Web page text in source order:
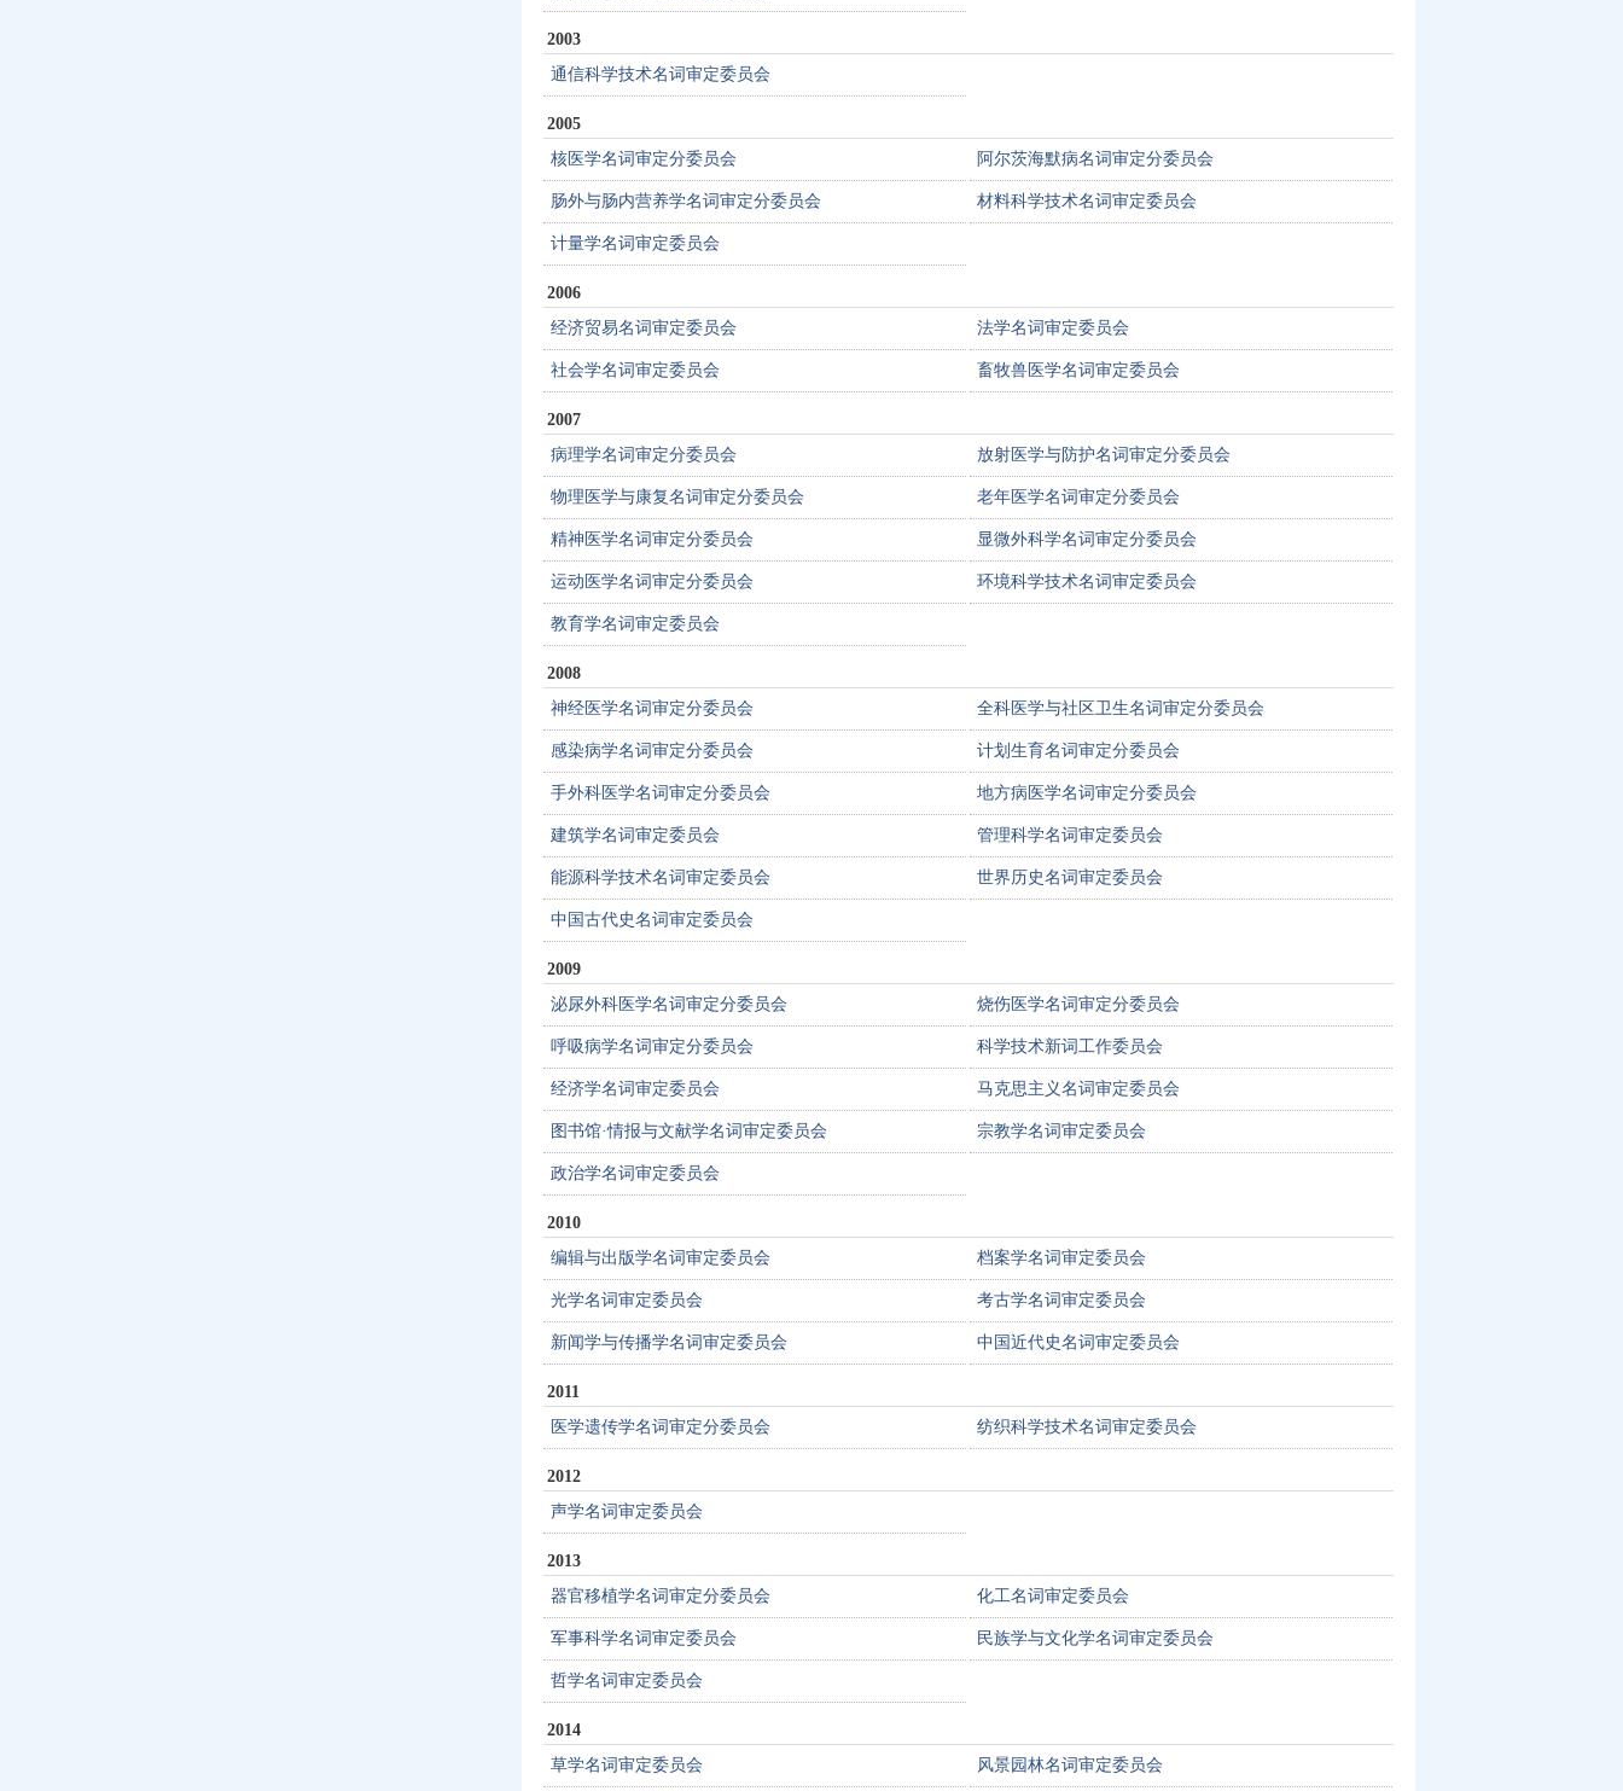
2003
通信科学技术名词审定委员会
2005
核医学名词审定分委员会
阿尔茨海默病名词审定分委员会
肠外与肠内营养学名词审定分委员会 材料科学技术名词审定委员会
计量学名词审定委员会
2006
经济贸易名词审定委员会
法学名词审定委员会
社会学名词审定委员会 畜牧兽医学名词审定委员会
2007
病理学名词审定分委员会
放射医学与防护名词审定分委员会
物理医学与康复名词审定分委员会 老年医学名词审定分委员会
精神医学名词审定分委员会 显微外科学名词审定分委员会
运动医学名词审定分委员会 环境科学技术名词审定委员会
教育学名词审定委员会
2008
神经医学名词审定分委员会
全科医学与社区卫生名词审定分委员会
感染病学名词审定分委员会 计划生育名词审定分委员会
手外科医学名词审定分委员会 地方病医学名词审定分委员会
建筑学名词审定委员会 管理科学名词审定委员会
能源科学技术名词审定委员会 世界历史名词审定委员会
中国古代史名词审定委员会
2009
泌尿外科医学名词审定分委员会
烧伤医学名词审定分委员会
呼吸病学名词审定分委员会 科学技术新词工作委员会
经济学名词审定委员会 马克思主义名词审定委员会
图书馆·情报与文献学名词审定委员会 宗教学名词审定委员会
政治学名词审定委员会
2010
编辑与出版学名词审定委员会
档案学名词审定委员会
光学名词审定委员会 考古学名词审定委员会
新闻学与传播学名词审定委员会 中国近代史名词审定委员会
2011
医学遗传学名词审定分委员会
纺织科学技术名词审定委员会
2012
声学名词审定委员会
2013
器官移植学名词审定分委员会
化工名词审定委员会
军事科学名词审定委员会 民族学与文化学名词审定委员会
哲学名词审定委员会
2014
草学名词审定委员会
风景园林名词审定委员会